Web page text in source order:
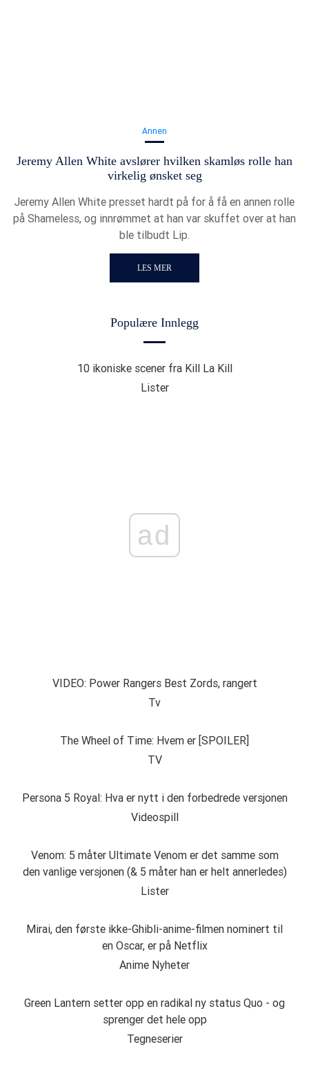
Annen
Jeremy Allen White avslører hvilken skamløs rolle han
virkelig ønsket seg
Jeremy Allen White presset hardt på for å få en annen rolle
på Shameless, og innrømmet at han var skuffet over at han
ble tilbudt Lip.
LES MER
Populære Innlegg
10 ikoniske scener fra Kill La Kill
Lister
ad
VIDEO: Power Rangers Best Zords, rangert
Tv
The Wheel of Time: Hvem er [SPOILER]
TV
Persona 5 Royal: Hva er nytt i den forbedrede versjonen
Videospill
Venom: 5 måter Ultimate Venom er det samme som
den vanlige versjonen (& 5 måter han er helt annerledes)
Lister
Mirai, den første ikke-Ghibli-anime-filmen nominert til
en Oscar, er på Netflix
Anime Nyheter
Green Lantern setter opp en radikal ny status Quo - og
sprenger det hele opp
Tegneserier